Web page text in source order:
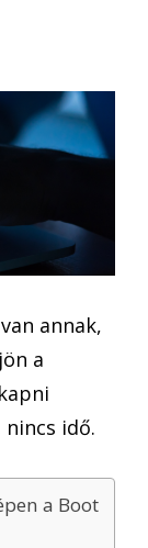
annak,
a
idő.
a Boot